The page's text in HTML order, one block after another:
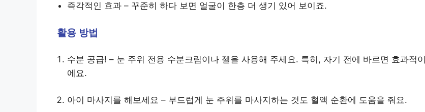
즉각적인 효과 – 꾸준히 하다 보면 얼굴이 한층 더 생기 있어 보이죠.
활용 방법
수분 공급! – 눈 주위 전용 수분크림이나 젤을 사용해 주세요. 특히, 자기 전에 바르면 효과적이
에요.
아이 마사지를 해보세요 – 부드럽게 눈 주위를 마사지하는 것도 혈액 순환에 도움을 줘요.